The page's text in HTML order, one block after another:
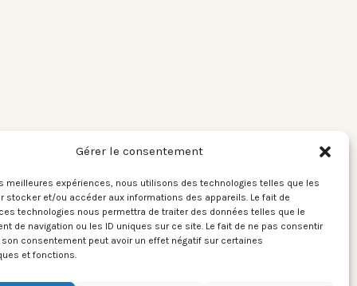
Gérer le consentement
meilleures expériences, nous utilisons des technologies telles que les
stocker et/ou accéder aux informations des appareils. Le fait de
technologies nous permettra de traiter des données telles que le
de navigation ou les ID uniques sur ce site. Le fait de ne pas consentir
son consentement peut avoir un effet négatif sur certaines
et fonctions.